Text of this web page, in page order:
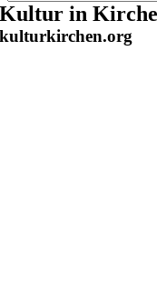
Zum
Inhalt
springen
Kultur in
kulturkirchen.org